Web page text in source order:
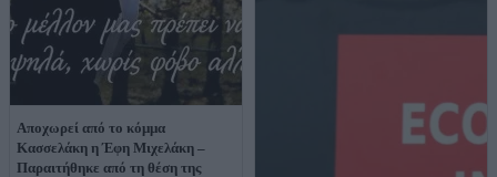
Αποχωρεί από το κόμμα
Κασσελάκη η Έφη Μιχελάκη –
Παραιτήθηκε από τη θέση της